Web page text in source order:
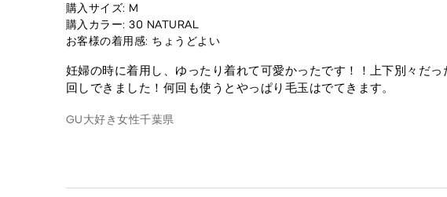
購入サイズ: M
購入カラー: 30 NATURAL
お客様の着用感: ちょうどよい
妊婦の時に着用し、ゆったり着れて可愛かったです！！上下別々だ
回しできました！何回も使うとやっぱり毛玉はでてきます。
GU大好き女性千葉県